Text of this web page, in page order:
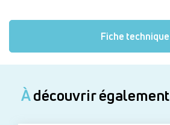
Fiche technique
Àdécouvrir également